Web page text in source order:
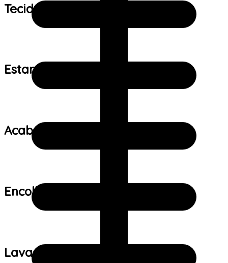
Tecido:
Estampa:
Acabamento:
Encolhimento:
Lavagem: